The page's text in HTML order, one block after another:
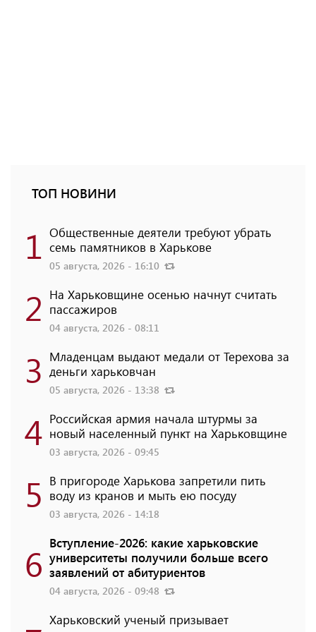
ТОП НОВИНИ
1 Общественные деятели требуют убрать
семь памятников в Харькове
05 августа, 2026 - 16:10
2 На Харьковщине осенью начнут считать
пассажиров
04 августа, 2026 - 08:11
3 Младенцам выдают медали от Терехова за
деньги харьковчан
05 августа, 2026 - 13:38
4 Российская армия начала штурмы за
новый населенный пункт на Харьковщине
03 августа, 2026 - 09:45
5 В пригороде Харькова запретили пить
воду из кранов и мыть ею посуду
03 августа, 2026 - 14:18
6 Вступление-2026: какие харьковские
университеты получили больше всего
заявлений от абитуриентов
04 августа, 2026 - 09:48
Харьковский ученый призывает